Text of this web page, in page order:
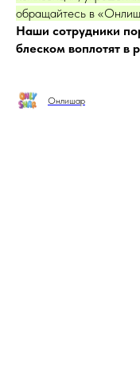
обращайтесь в
Наши сотрудники
блеском воплотят в
Онлишар